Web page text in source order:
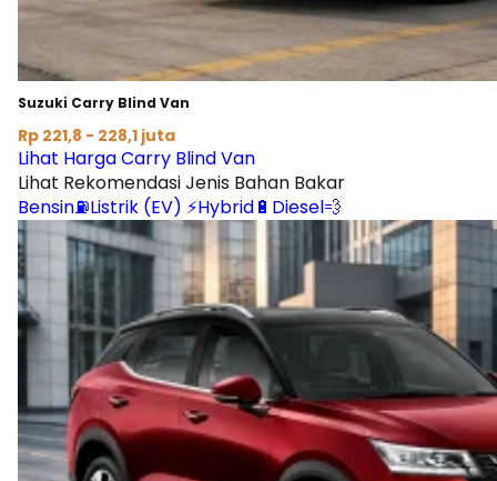
Suzuki Carry Blind Van
Rp 221,8 - 228,1 juta
Lihat Harga Carry Blind Van
Lihat Rekomendasi Jenis Bahan Bakar
Bensin⛽Listrik (EV) ⚡Hybrid🔋 Diesel💨